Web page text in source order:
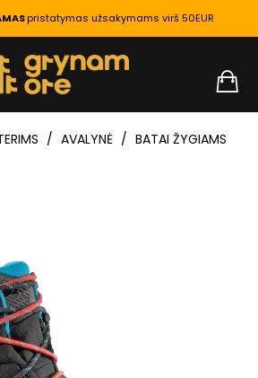
pristatymas užsakymams virš 50EUR
AVALYNĖ BATAI ŽYGIAMS